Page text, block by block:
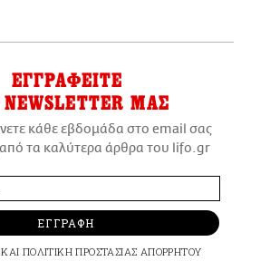
ΕΓΓΡΑΦΕΙΤΕ
ΜΑΣ
κάθε εβδομάδα στο email σας
από τα καλύτερα άρθρα του lifo.gr
ΕΓΓΡΑΦΗ
ΚΑΙ ΠΟΛΙΤΙΚΗ ΠΡΟΣΤΑΣΙΑΣ ΑΠΟΡΡΗΤΟΥ